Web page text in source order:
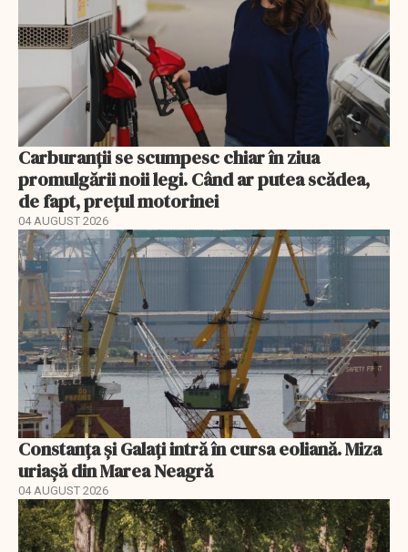
Carburanții se scumpesc chiar în ziua
promulgării noii legi. Când ar putea scădea,
de fapt, prețul motorinei
04 AUGUST 2026
Constanța și Galați intră în cursa eoliană. Miza
uriașă din Marea Neagră
04 AUGUST 2026